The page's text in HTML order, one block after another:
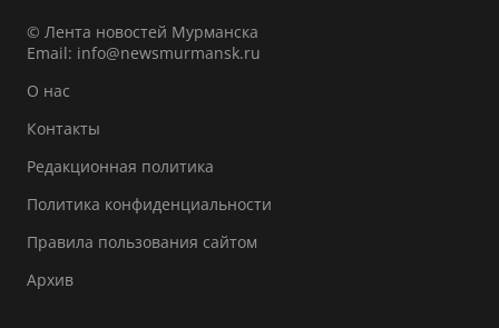
© Лента новостей Мурманска
Email: info@newsmurmansk.ru
О нас
Контакты
Редакционная политика
Политика конфиденциальности
Правила пользования сайтом
Архив